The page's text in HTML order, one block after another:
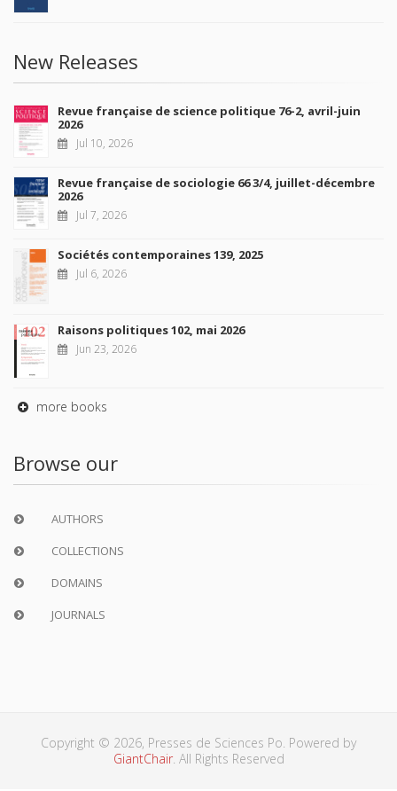
New Releases
Revue française de science politique 76-2, avril-juin
2026
Jul 10, 2026
Revue française de sociologie 66 3/4, juillet-décembre
2026
Jul 7, 2026
Sociétés contemporaines 139, 2025
Jul 6, 2026
Raisons politiques 102, mai 2026
Jun 23, 2026
more books
Browse our
AUTHORS
COLLECTIONS
DOMAINS
JOURNALS
Copyright © 2026, Presses de Sciences Po. Powered by
GiantChair. All Rights Reserved